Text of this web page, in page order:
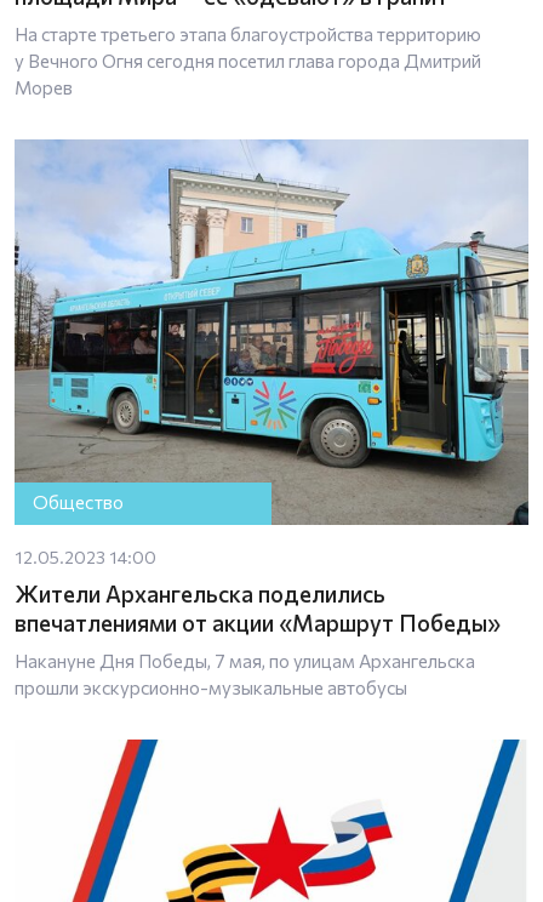
На старте третьего этапа благоустройства территорию
у Вечного Огня сегодня посетил глава города Дмитрий
Морев
Общество
12.05.2023 14:00
Жители Архангельска поделились
впечатлениями от акции «Маршрут Победы»
Накануне Дня Победы, 7 мая, по улицам Архангельска
прошли экскурсионно-музыкальные автобусы